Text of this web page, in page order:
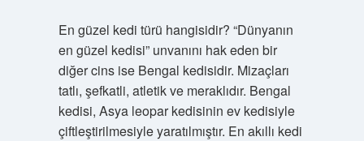
En güzel kedi türü hangisidir? “Dünyanın
en güzel kedisi” unvanını hak eden bir
diğer cins ise Bengal kedisidir. Mizaçları
tatlı, şefkatli, atletik ve meraklıdır. Bengal
kedisi, Asya leopar kedisinin ev kedisiyle
çiftleştirilmesiyle yaratılmıştır. En akıllı kedi